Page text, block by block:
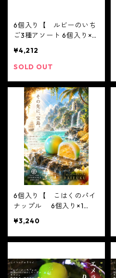
6個入り【 ルビーのいち
ご3種アソート 6個入り×1
スタチオ２個ずつ 】テレ
ビで話題3/16ノンストップ
時指定必須1日限定20個
ジュエリーボックス い
ちご DAIFUKU あ
りがとう ２０２１ s
pring 春 イチゴ 大
福 フルーツ大福 お取り
寄せ テレビで話題
¥4,212
SOLD OUT
6個入り【 こはくのパイ
ナップル 6個入り×1
ハクのパイナップル6個入
り※配送日時指定必須
人気 テレビで話題 中
元 贈り物 フルーツ ギ
¥3,240